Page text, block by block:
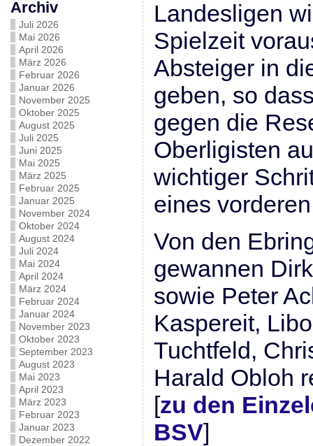
Archiv
Juli 2026
Mai 2026
April 2026
März 2026
Februar 2026
Januar 2026
November 2025
Oktober 2025
August 2025
Juli 2025
Juni 2025
Mai 2025
März 2025
Februar 2025
Januar 2025
November 2024
Oktober 2024
August 2024
Juli 2024
Mai 2024
April 2024
März 2024
Februar 2024
Januar 2024
November 2023
Oktober 2023
September 2023
August 2023
Mai 2023
April 2023
März 2023
Februar 2023
Januar 2023
Dezember 2022
Landesligen
Spielzeit
Absteiger in
geben, so
gegen die
Oberligisten
wichtiger
eines
Von den
gewannen
sowie Peter
Kaspereit,
Tuchtfeld,
Harald Obloh
[zu den
BSV]